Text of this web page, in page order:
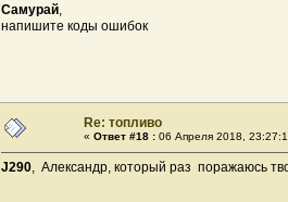
Самурай,
напишите коды ошибок
Re: топливо
« Ответ #18 : 06 Апреля 2018,
J290, Александр, который раз поражаюсь